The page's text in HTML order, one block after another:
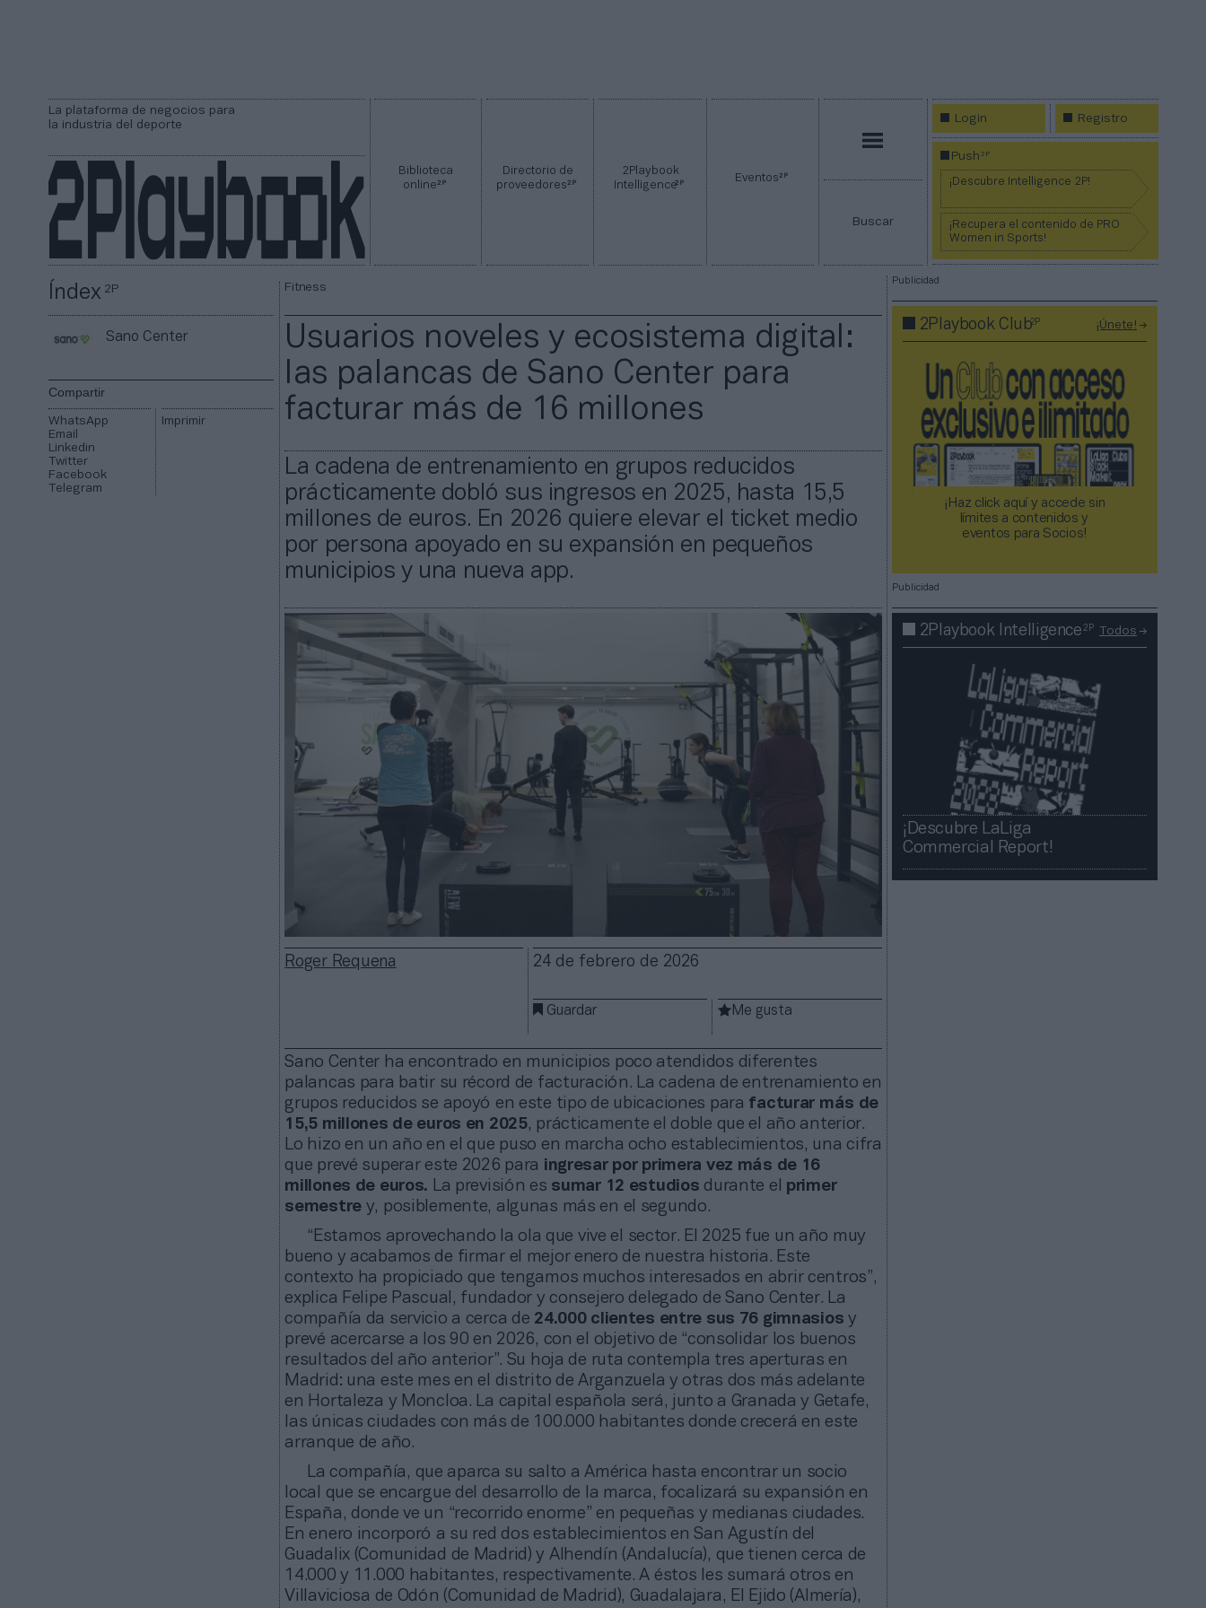
La plataforma de negocios para
la industria del deporte
Biblioteca
online2P
Directorio de
proveedores2P
2Playbook
Intelligence2P Eventos2P
Buscar
Login Registro
Push2P
¡Descubre Intelligence 2P!
¡Recupera el contenido de PRO
Women in Sports!
Índex2P
Sano Center
Compartir
WhatsApp
Email
Linkedin
Twitter
Facebook
Telegram
Imprimir
Fitness
Usuarios noveles y ecosistema digital:
las palancas de Sano Center para
facturar más de 16 millones
La cadena de entrenamiento en grupos reducidos
prácticamente dobló sus ingresos en 2025, hasta 15,5
millones de euros. En 2026 quiere elevar el ticket medio
por persona apoyado en su expansión en pequeños
municipios y una nueva app.
Roger Requena 24 de febrero de 2026
Guardar Me gusta
Sano Center ha encontrado en municipios poco atendidos diferentes
palancas para batir su récord de facturación. La cadena de entrenamiento en
grupos reducidos se apoyó en este tipo de ubicaciones para facturar más de
15,5 millones de euros en 2025, prácticamente el doble que el año anterior.
Lo hizo en un año en el que puso en marcha ocho establecimientos, una cifra
que prevé superar este 2026 para ingresar por primera vez más de 16
millones de euros. La previsión es sumar 12 estudios durante el primer
semestrey, posiblemente, algunas más en el segundo.
“Estamos aprovechando la ola que vive el sector. El 2025 fue un año muy
bueno y acabamos de firmar el mejor enero de nuestra historia. Este
contexto ha propiciado que tengamos muchos interesados en abrir centros”,
explica Felipe Pascual, fundador y consejero delegado de Sano Center. La
compañía da servicio a cerca de 24.000 clientes entre sus 76 gimnasios y
prevé acercarse a los 90 en 2026, con el objetivo de “consolidar los buenos
resultados del año anterior”. Su hoja de ruta contempla tres aperturas en
Madrid: una este mes en el distrito de Arganzuela y otras dos más adelante
en Hortaleza y Moncloa. La capital española será, junto a Granada y Getafe,
las únicas ciudades con más de 100.000 habitantes donde crecerá en este
arranque de año.
La compañía, que aparca su salto a América hasta encontrar un socio
local que se encargue del desarrollo de la marca, focalizará su expansión en
España, donde ve un “recorrido enorme” en pequeñas y medianas ciudades.
En enero incorporó a su red dos establecimientos en San Agustín del
Guadalix (Comunidad de Madrid) y Alhendín (Andalucía), que tienen cerca de
14.000 y 11.000 habitantes, respectivamente. A éstos les sumará otros en
Villaviciosa de Odón (Comunidad de Madrid), Guadalajara, El Ejido (Almería),
Publicidad
2Playbook Club2P ¡Únete!
¡Haz click aquí y accede sin
límites a contenidos y
eventos para Socios!​​​​​​​
Publicidad
2Playbook Intelligence2P Todos
¡Descubre LaLiga
Commercial Report!​​